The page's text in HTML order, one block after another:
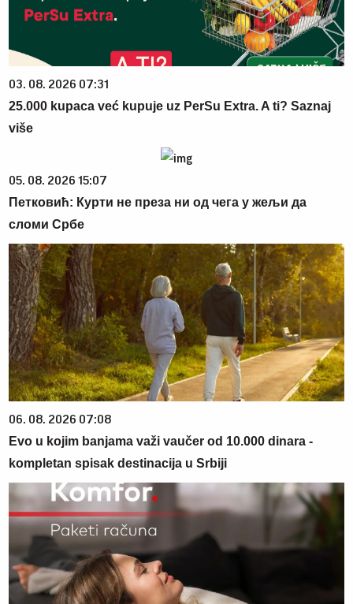
03. 08. 2026 07:31
25.000 kupaca već kupuje uz PerSu Extra. A ti? Saznaj
više
05. 08. 2026 15:07
Петковић: Курти не преза ни од чега у жељи да
сломи Србе
06. 08. 2026 07:08
Evo u kojim banjama važi vaučer od 10.000 dinara -
kompletan spisak destinacija u Srbiji